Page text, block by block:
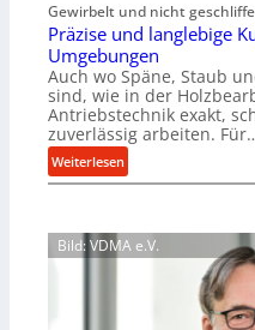
t
z
u
n
d
A
f
t
t
s
l
o
s
e
w
i
u
g
e
l
g
e
w
i
e
t
Gewirbelt und nicht
Präzise und langlebige
Umgebungen
Auch wo Späne, Staub
sind, wie in der
Antriebstechnik exakt,
zuverlässig arbeiten.
Weiterlesen:
P
z
Bild: VDMA e.V.